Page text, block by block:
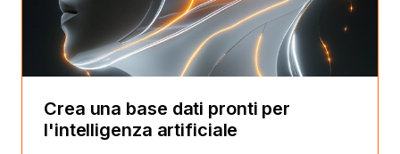
Crea una base dati pronti per
l'intelligenza artificiale